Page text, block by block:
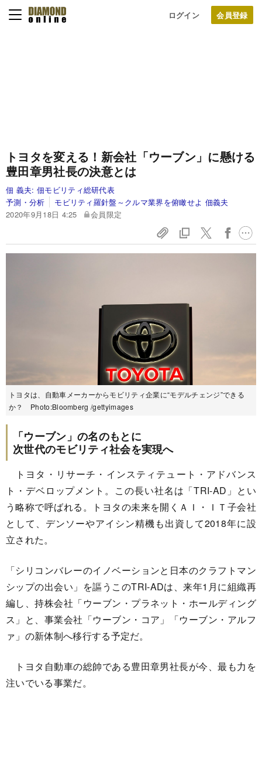
ログイン
トヨタを変える！新会社「ウーブン」に懸ける
豊田章男社長の決意とは
佃 義夫: 佃モビリティ総研代表
予測・分析
モビリティ羅針盤～クルマ業界を俯瞰せよ 佃義夫
2020年9月18日 4:25
会員限定
トヨタは、自動車メーカーからモビリティ企業に“モデルチェンジ”できる
か？ Photo:Bloomberg /gettyimages
「ウーブン」の名のもとに
次世代のモビリティ社会を実現へ
トヨタ・リサーチ・インスティテュート・アドバンス
ト・デベロップメント。この長い社名は「TRI-AD」とい
う略称で呼ばれる。トヨタの未来を開くＡＩ・ＩＴ子会社
として、デンソーやアイシン精機も出資して2018年に設
立された。
「シリコンバレーのイノベーションと日本のクラフトマン
シップの出会い」を謳うこのTRI-ADは、来年1月に組織再
編し、持株会社「ウーブン・プラネット・ホールディング
ス」と、事業会社「ウーブン・コア」「ウーブン・アルフ
ァ」の新体制へ移行する予定だ。
トヨタ自動車の総帥である豊田章男社長が今、最も力を
注いでいる事業だ。